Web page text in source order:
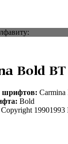
шрифтов:
Bold
Copyright 19901993